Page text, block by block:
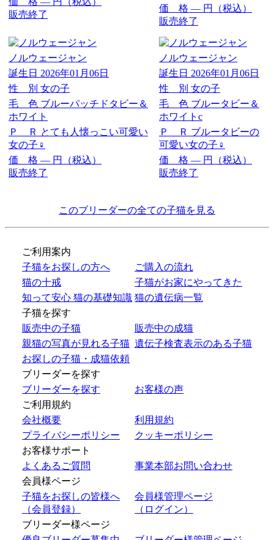
販売終了
価 格 ― 円（税込）
販売終了
ノルウェージャン
誕生日 2026年01月06日
性 別 女の子
毛 色 ブルーパッチドタビー＆
ホワイト
Ｐ Ｒ とても人懐っこい可愛い
女の子♀
価 格 ― 円（税込）
販売終了
ノルウェージャン
誕生日 2026年01月06日
性 別 女の子
毛 色 ブルータビー＆
ホワイトc
Ｐ Ｒ ブルータビーの
可愛い女の子♀
価 格 ― 円（税込）
販売終了
このブリーダーの全ての子猫を見る
ご利用案内
子猫をお探しの方へ
ご購入の流れ
猫の十戒
子猫がお家にやってきた
知って安心 猫の基礎知識 猫の遺伝病一覧
子猫を探す
販売中の子猫
販売中の成猫
親猫の写真が見れる子猫 遺伝子検査表示のある子猫
お探しの子猫・成猫依頼
ブリーダーを探す
ブリーダーを探す
お客様の声
ご利用規約
会社概要
利用規約
プライバシーポリシー
クッキーポリシー
お客様サポート
よくあるご質問
事業本部お問い合わせ
会員様ページ
子猫をお探しの皆様へ
（会員登録）
会員様管理ページ
（ログイン）
ブリーダー様ページ